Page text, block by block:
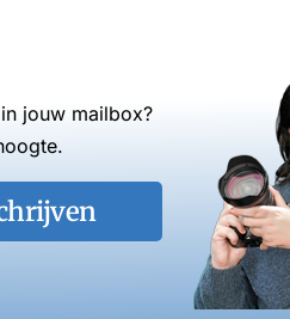
jouw mailbox?